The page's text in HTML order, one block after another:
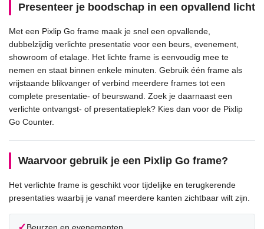
Presenteer je boodschap in een opvallend licht
Met een Pixlip Go frame maak je snel een opvallende,
dubbelzijdig verlichte presentatie voor een beurs, evenement,
showroom of etalage. Het lichte frame is eenvoudig mee te
nemen en staat binnen enkele minuten. Gebruik één frame als
vrijstaande blikvanger of verbind meerdere frames tot een
complete presentatie- of beurswand. Zoek je daarnaast een
verlichte ontvangst- of presentatieplek? Kies dan voor de Pixlip
Go Counter.
Waarvoor gebruik je een Pixlip Go frame?
Het verlichte frame is geschikt voor tijdelijke en terugkerende
presentaties waarbij je vanaf meerdere kanten zichtbaar wilt zijn.
Beurzen en evenementen